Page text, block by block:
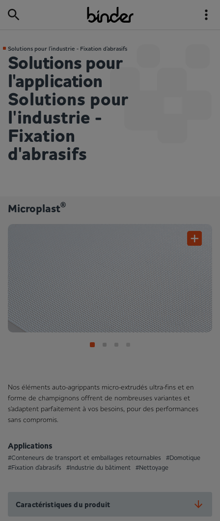
Solutions pour l'industrie - Fixation d'abrasifs
Solutions pour
l'application
Solutions pour
l'industrie -
Fixation
d'abrasifs
Microplast®
Nos éléments auto-agrippants micro-extrudés ultra-fins et en
forme de champignons offrent de nombreuses variantes et
s'adaptent parfaitement à vos besoins, pour des performances
sans compromis.
Applications
#Conteneurs de transport et emballages retournables
#Domotique
#Fixation d'abrasifs
#Industrie du bâtiment #Nettoyage
Caractéristiques du produit